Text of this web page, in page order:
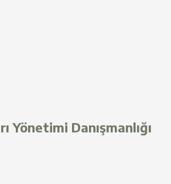
Yönetimi Danışmanlığı